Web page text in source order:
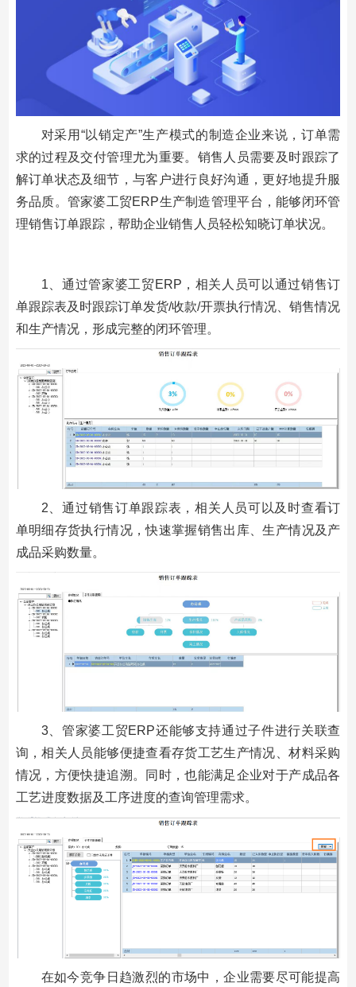
对采用“以销定产”生产模式的制造企业来说，订单需
求的过程及交付管理尤为重要。销售人员需要及时跟踪了
解订单状态及细节，与客户进行良好沟通，更好地提升服
务品质。管家婆工贸ERP生产制造管理平台，能够闭环管
理销售订单跟踪，帮助企业销售人员轻松知晓订单状况。
1、通过管家婆工贸ERP，相关人员可以通过销售订
单跟踪表及时跟踪订单发货/收款/开票执行情况、销售情况
和生产情况，形成完整的闭环管理。
2、通过销售订单跟踪表，相关人员可以及时查看订
单明细存货执行情况，快速掌握销售出库、生产情况及产
成品采购数量。
3、管家婆工贸ERP还能够支持通过子件进行关联查
询，相关人员能够便捷查看存货工艺生产情况、材料采购
情况，方便快捷追溯。同时，也能满足企业对于产成品各
工艺进度数据及工序进度的查询管理需求。
在如今竞争日趋激烈的市场中，企业需要尽可能提高